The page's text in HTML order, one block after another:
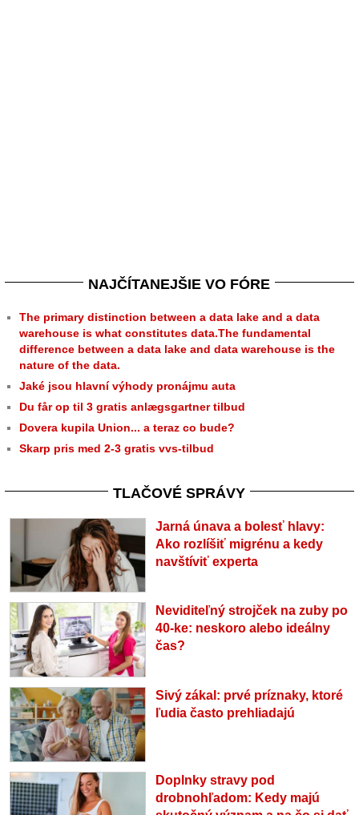
NAJČÍTANEJŠIE VO FÓRE
The primary distinction between a data lake and a data
warehouse is what constitutes data.The fundamental
difference between a data lake and data warehouse is the
nature of the data.
Jaké jsou hlavní výhody pronájmu auta
Du får op til 3 gratis anlægsgartner tilbud
Dovera kupila Union... a teraz co bude?
Skarp pris med 2-3 gratis vvs-tilbud
TLAČOVÉ SPRÁVY
Jarná únava a bolesť hlavy:
Ako rozlíšiť migrénu a kedy
navštíviť experta
Neviditeľný strojček na zuby po
40-ke: neskoro alebo ideálny
čas?
Sivý zákal: prvé príznaky, ktoré
ľudia často prehliadajú
Doplnky stravy pod
drobnohľadom: Kedy majú